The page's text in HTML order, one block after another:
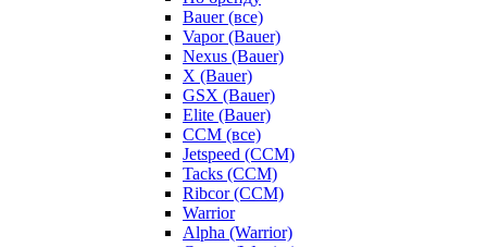
Bauer (все)
Vapor (Bauer)
Nexus (Bauer)
X (Bauer)
GSX (Bauer)
Elite (Bauer)
CCM (все)
Jetspeed (CCM)
Tacks (CCM)
Ribcor (CCM)
Warrior
Alpha (Warrior)